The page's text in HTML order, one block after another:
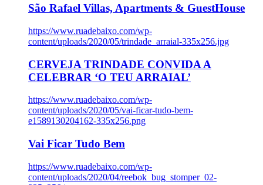
São Rafael Villas, Apartments & GuestHouse
https://www.ruadebaixo.com/wp-
content/uploads/2020/05/trindade_arraial-335x256.jpg
CERVEJA TRINDADE CONVIDA A
CELEBRAR ‘O TEU ARRAIAL’
https://www.ruadebaixo.com/wp-
content/uploads/2020/05/vai-ficar-tudo-bem-
e1589130204162-335x256.png
Vai Ficar Tudo Bem
https://www.ruadebaixo.com/wp-
content/uploads/2020/04/reebok_bug_stomper_02-